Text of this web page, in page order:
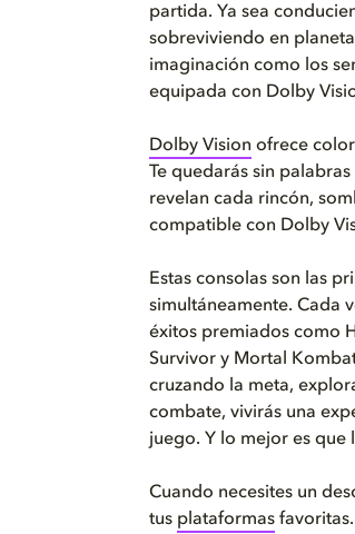
partida. Ya sea
sobreviviendo en
imaginación como los
equipada con Dolby
Dolby Vision ofrece
Te quedarás sin
revelan cada rincón,
compatible con Dolby
Estas consolas son las
simultáneamente. Cada
éxitos premiados como
Survivor y Mortal
cruzando la meta,
combate, vivirás una
juego. Y lo mejor es que
Cuando necesites un
tus plataformas